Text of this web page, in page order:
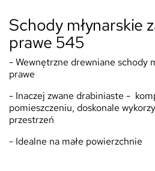
Schody młynarskie
prawe 545
- Wewnętrzne drewniane schody
prawe
- Inaczej zwane drabiniaste -
pomieszczeniu, doskonale
przestrzeń
- Idealne na małe powierzchnie